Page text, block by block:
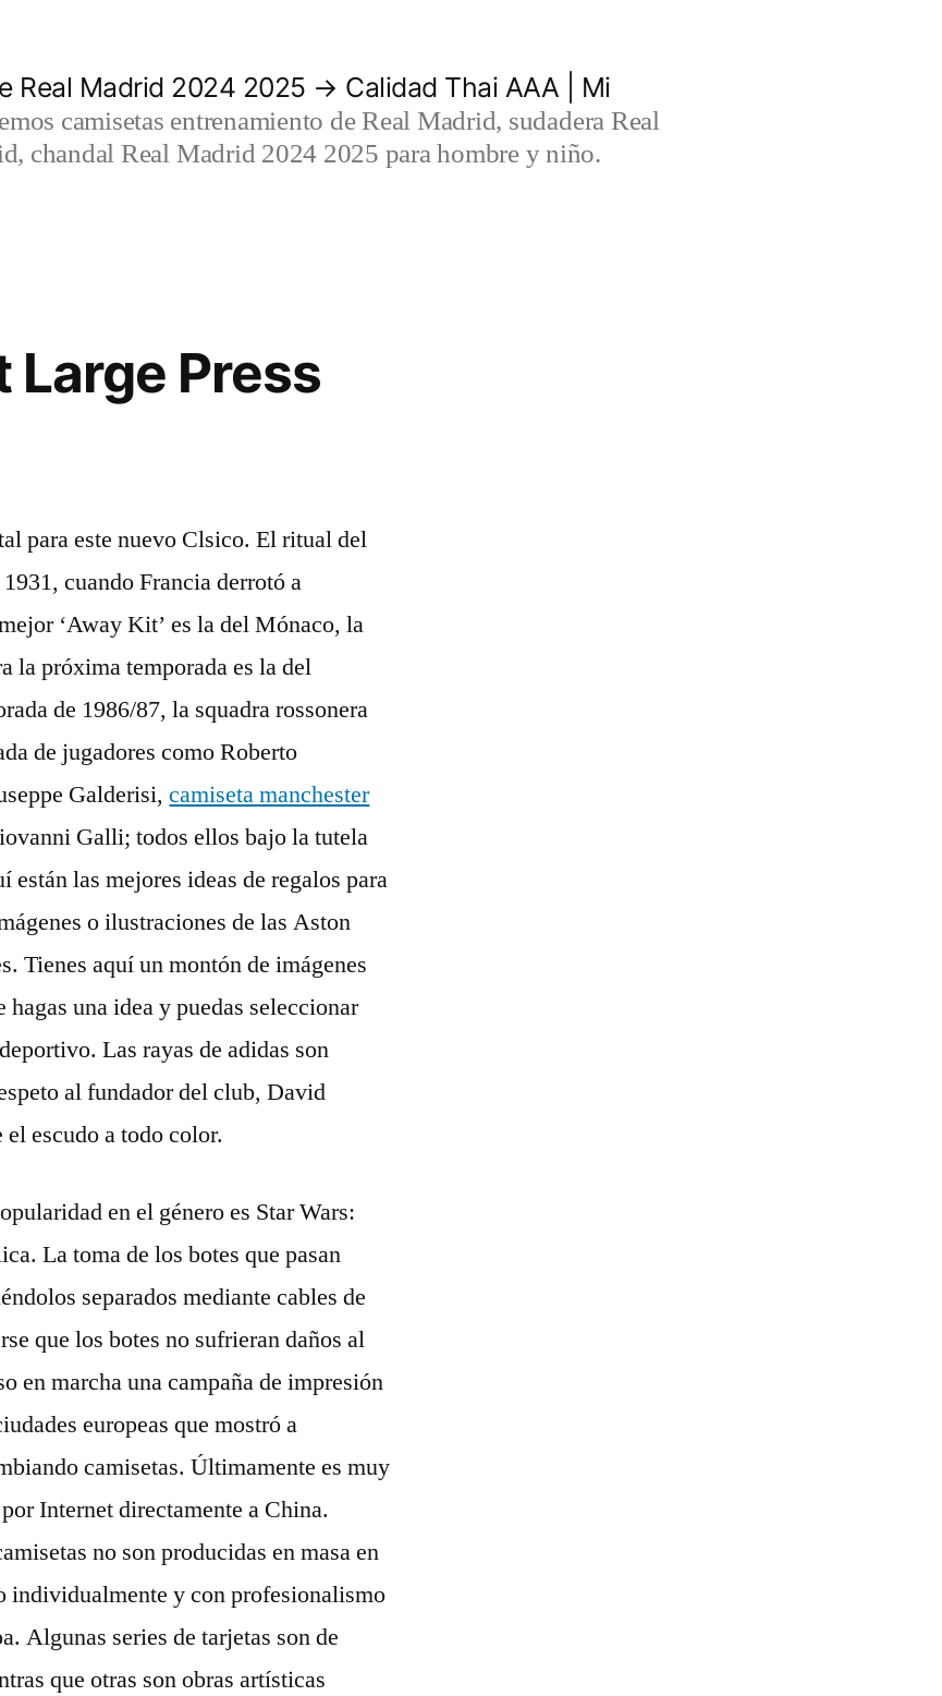
Real Madrid 2024 2025 → Calidad Thai AAA | Mi
camisetas entrenamiento de Real Madrid, sudadera Real
chandal Real Madrid 2024 2025 para hombre y niño.
Large Press
para este nuevo Clsico. El ritual del
cuando Francia derrotó a
‘Away Kit’ es la del Mónaco, la
la próxima temporada es la del
de 1986/87, la squadra rossonera
de jugadores como Roberto
Galderisi,camiseta manchester
Galli; todos ellos bajo la tutela
las mejores ideas de regalos para
o ilustraciones de las Aston
Tienes aquí un montón de imágenes
hagas una idea y puedas seleccionar
Las rayas de adidas son
al fundador del club, David
escudo a todo color.
en el género es Star Wars:
La toma de los botes que pasan
separados mediante cables de
que los botes no sufrieran daños al
en marcha una campaña de impresión
europeas que mostró a
camisetas. Últimamente es muy
Internet directamente a China.
no son producidas en masa en
individualmente y con profesionalismo
Algunas series de tarjetas son de
que otras son obras artísticas